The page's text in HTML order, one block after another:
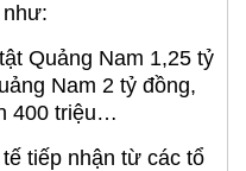
như:
Quảng Nam 1,25 tỷ
Nam 2 tỷ đồng,
400 triệu…
tiếp nhận từ các tổ